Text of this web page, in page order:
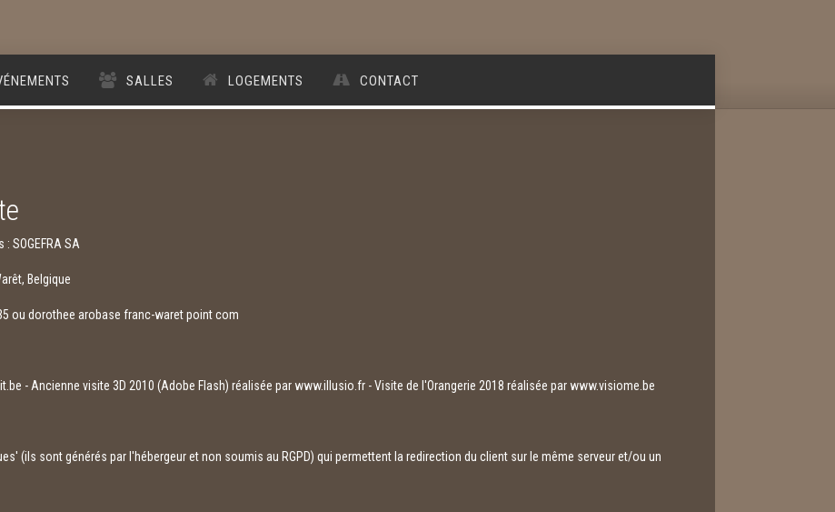
SALLES LOGEMENTS CONTACT
SOGEFRA SA
Belgique
ou dorothee arobase franc-waret point com
- Ancienne visite 3D 2010 (Adobe Flash) réalisée par www.illusio.fr - Visite de l'Orangerie 2018 réalisée par www.visiome.be
(ils sont générés par l'hébergeur et non soumis au RGPD) qui permettent la redirection du client sur le même serveur et/ou un